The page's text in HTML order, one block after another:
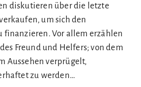
diskutieren über die letzte
um sich den
finanzieren. Vor allem erzählen
Freund und Helfers; von dem
Aussehen verprügelt,
zu werden…